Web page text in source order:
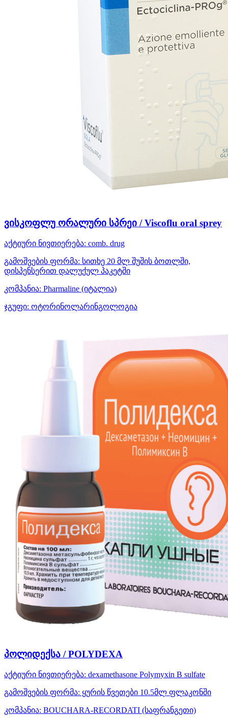
ვისკოფლუ ორალური სპრეი / Viscoflu oral sprey
აქტიური ნივთიერება: comb. drug
გამოშვების ფორმა: სითხე 20 მლ შუშის ბოთლში,
დისპენსერით დალუქულ პაკეტში
კომპანია: Pharmaline (იტალია)
ჯგუფი: ოტორინოლარინგოლოგია
პოლიდექსა / POLYDEXA
აქტიური ნივთიერება: dexamethasone Polymyxin B sulfate
გამოშვების ფორმა: ყურის წვეთები 10.5მლ ფლაკონში
კომპანია: BOUCHARA-RECORDATI (საფრანგეთი)